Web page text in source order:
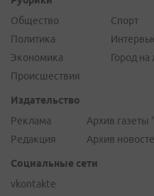
Общество
Политика
Экономика
Происшествия
Спорт
Город на
Издательство
Реклама
Редакция
Архив газеты
Архив
Социальные сети
vkontakte